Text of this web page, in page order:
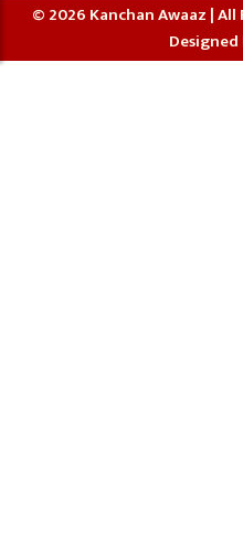
© 2026 Kanchan Awaaz | All
Designed